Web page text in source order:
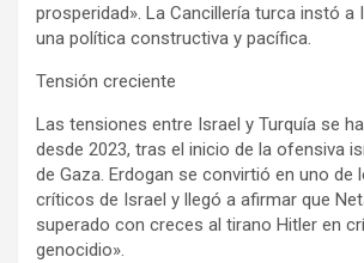
prosperidad». La Cancillería turca instó a
una política constructiva y pacífica.
Tensión creciente
Las tensiones entre Israel y Turquía se
desde 2023, tras el inicio de la ofensiva
de Gaza. Erdogan se convirtió en uno de
críticos de Israel y llegó a afirmar que
superado con creces al tirano Hitler en
genocidio».